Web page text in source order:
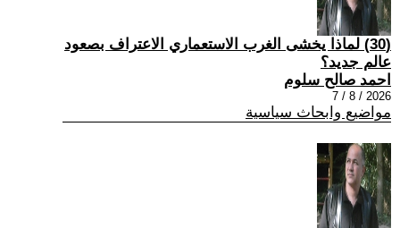
(30) لماذا يخشى الغرب الاستعماري الاعتراف بصعود
عالم جديد؟
احمد صالح سلوم
2026 / 8 / 7
مواضيع وابحاث سياسية